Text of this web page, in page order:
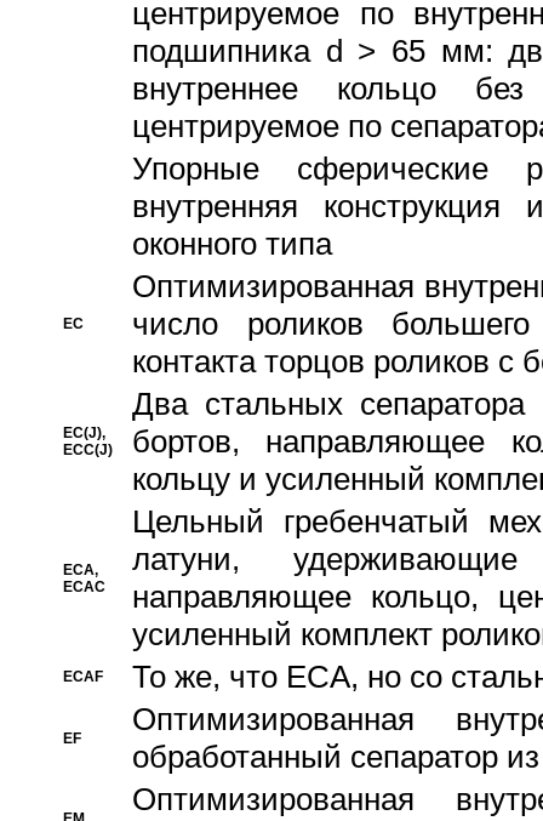
центрируемое по
подшипника d > 65 мм:
внутреннее кольцо
центрируемое по
Упорные сферические
внутренняя
оконного типа
EC
Oптимизированная
число роликов
контакта торцов роликов с
EC(J),
ECC(J)
Два стальных сепаратора
бортов, направляющее
кольцу и усиленный
ECA,
ECAC
Цельный гребенчатый
латуни,
направляющее кольцо,
усиленный комплект
ECAF То же, что ECA, но со
EF
Оптимизированная
обработанный сепаратор
Оптимизированная